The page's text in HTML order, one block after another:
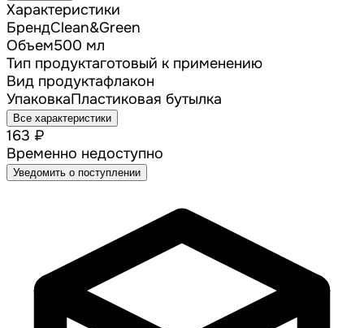
Характеристики
БрендClean&Green
Объем500 мл
Тип продуктаготовый к применению
Вид продуктафлакон
УпаковкаПластиковая бутылка
Все характеристики
163 ₽
Временно недоступно
Уведомить о поступлении